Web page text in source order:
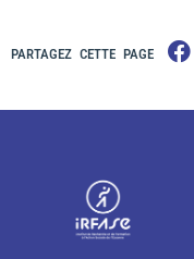
PARTAGEZ CETTE PAGE